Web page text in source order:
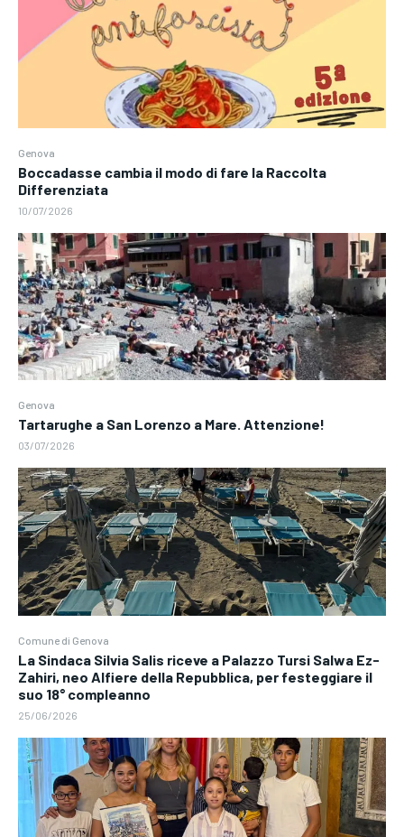
Genova
Boccadasse cambia il modo di fare la Raccolta
Differenziata
10/07/2026
Genova
Tartarughe a San Lorenzo a Mare. Attenzione!
03/07/2026
Comune di Genova
La Sindaca Silvia Salis riceve a Palazzo Tursi Salwa Ez-
Zahiri, neo Alfiere della Repubblica, per festeggiare il
suo 18° compleanno
25/06/2026